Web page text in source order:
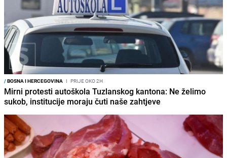
/BOSNA I HERCEGOVINA I PRIJE OKO 2H
Mirni protesti autoškola Tuzlanskog kantona: Ne želimo
sukob, institucije moraju čuti naše zahtjeve